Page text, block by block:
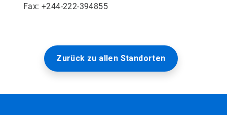
Fax: +244-222-394855
Zurück zu allen Standorten